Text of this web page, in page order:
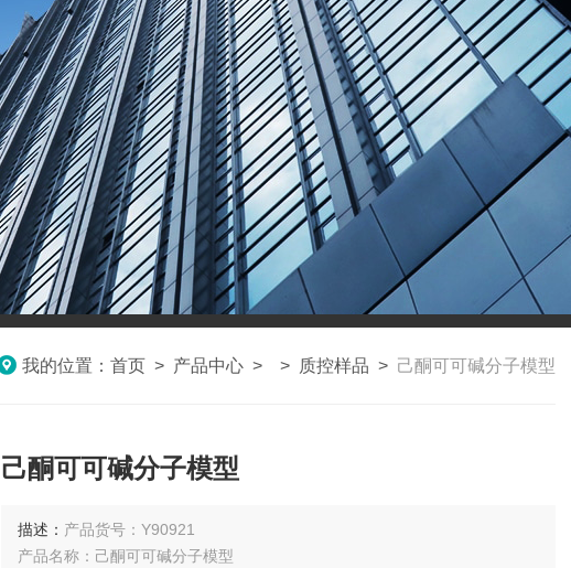
我的位置： 首页 > 产品中心 > > 质控样品 > 己酮可可碱分子模型
己酮可可碱分子模型
描述： 产品货号：Y90921
产品名称：己酮可可碱分子模型